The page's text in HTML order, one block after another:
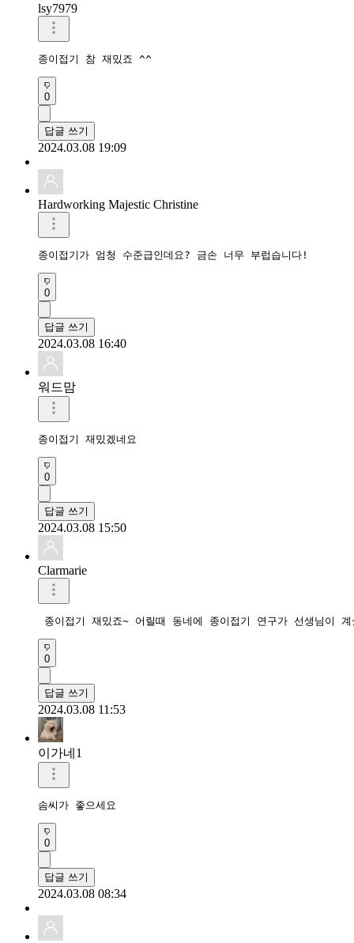
lsy7979
종이접기 참 재밌죠 ^^
0
답글 쓰기
2024.03.08 19:09
Hardworking Majestic Christine
종이접기가 엄청 수준급인데요? 금손 너무 부럽습니다!
0
답글 쓰기
2024.03.08 16:40
워드맘
종이접기 재밌겠네요
0
답글 쓰기
2024.03.08 15:50
Clarmarie
종이접기 재밌죠~ 어릴때 동네에 종이접기 연구가 선생님이
0
답글 쓰기
2024.03.08 11:53
이가네1
솜씨가 좋으세요
0
답글 쓰기
2024.03.08 08:34